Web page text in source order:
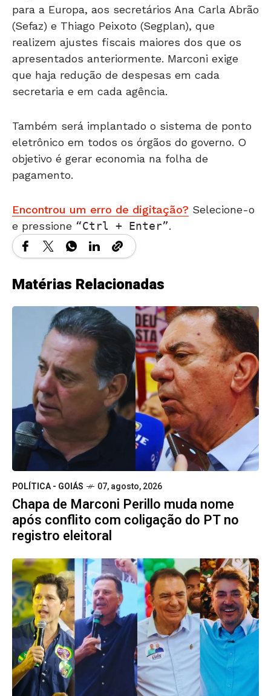
para a Europa, aos secretários Ana Carla Abrão
(Sefaz) e Thiago Peixoto (Segplan), que
realizem ajustes fiscais maiores dos que os
apresentados anteriormente. Marconi exige
que haja redução de despesas em cada
secretaria e em cada agência.
Também será implantado o sistema de ponto
eletrônico em todos os órgãos do governo. O
objetivo é gerar economia na folha de
pagamento.
Encontrou um erro de digitação? Selecione-o
e pressione
Ctrl + Enter .
Matérias Relacionadas
POLÍTICA - GOIÁS 07, agosto, 2026
Chapa de Marconi Perillo muda nome
após conflito com coligação do PT no
registro eleitoral